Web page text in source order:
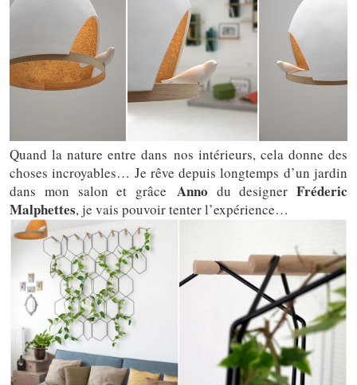
Quand la nature entre dans nos intérieurs, cela donne des
choses incroyables… Je rêve depuis longtemps d’un jardin
dans mon salon et grâce Anno du designer Fréderic
Malphettes, je vais pouvoir tenter l’expérience…